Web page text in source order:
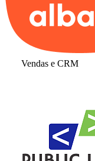
Vendas e CRM